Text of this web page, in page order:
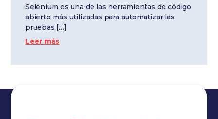
Selenium es una de las herramientas de código
abierto más utilizadas para automatizar las
pruebas […]
Leer más